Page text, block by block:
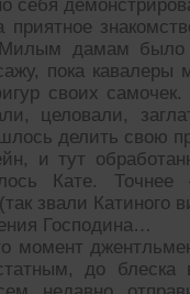
себя
дамам было
пока кавалеры
своих
целовали,
делить свою
и тут
Кате.
звали Катиного
Господина…
момент
до